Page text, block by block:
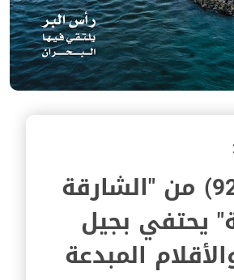
العدد (92) من "الشارقة
يحتفي بجيل
المبدعة